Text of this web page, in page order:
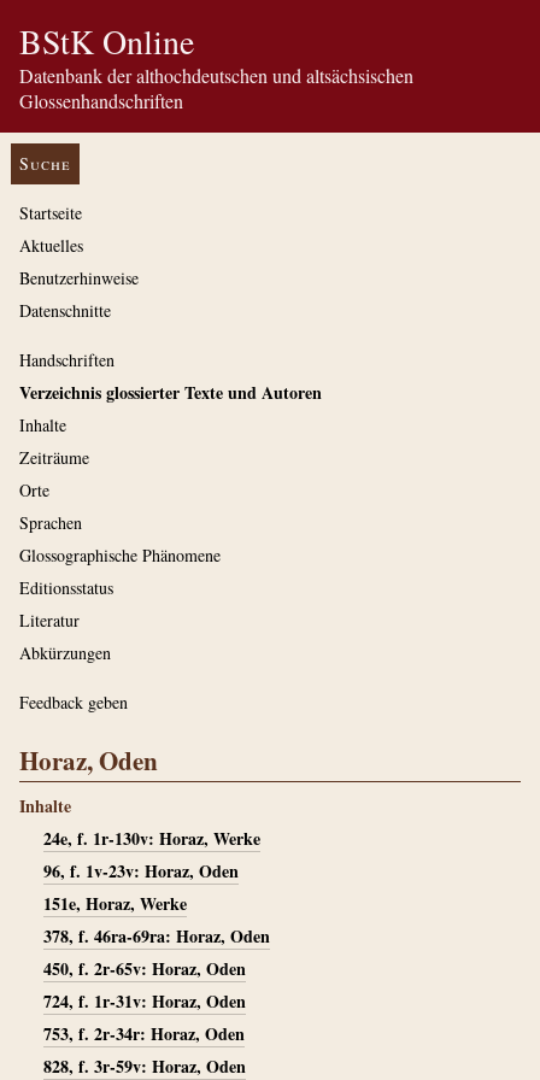
BStK Online
Datenbank der althochdeutschen und altsächsischen
Glossenhandschriften
Suche
Startseite
Aktuelles
Benutzerhinweise
Datenschnitte
Handschriften
Verzeichnis glossierter Texte und Autoren
Inhalte
Zeiträume
Orte
Sprachen
Glossographische Phänomene
Editionsstatus
Literatur
Abkürzungen
Feedback geben
Horaz, Oden
Inhalte
24e, f. 1r-130v: Horaz, Werke
96, f. 1v-23v: Horaz, Oden
151e, Horaz, Werke
378, f. 46ra-69ra: Horaz, Oden
450, f. 2r-65v: Horaz, Oden
724, f. 1r-31v: Horaz, Oden
753, f. 2r-34r: Horaz, Oden
828, f. 3r-59v: Horaz, Oden